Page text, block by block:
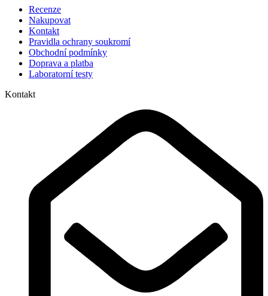
Recenze
Nakupovat
Kontakt
Pravidla ochrany soukromí
Obchodní podmínky
Doprava a platba
Laboratorní testy
Kontakt